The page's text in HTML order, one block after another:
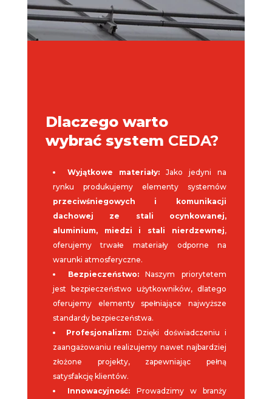
Dlaczego warto
wybrać system CEDA?
Wyjątkowe materiały:Jako jedyni na
rynku produkujemy elementy systemów
przeciwśniegowych i komunikacji
dachowej ze stali ocynkowanej,
aluminium, miedzi i stali nierdzewnej,
oferujemy trwałe materiały odporne na
warunki atmosferyczne.
Bezpieczeństwo:Naszym priorytetem
jest bezpieczeństwo użytkowników, dlatego
oferujemy elementy spełniające najwyższe
standardy bezpieczeństwa.
Profesjonalizm: Dzięki doświadczeniu i
zaangażowaniu realizujemy nawet najbardziej
złożone projekty, zapewniając pełną
satysfakcję klientów.
Innowacyjność: Prowadzimy w branży